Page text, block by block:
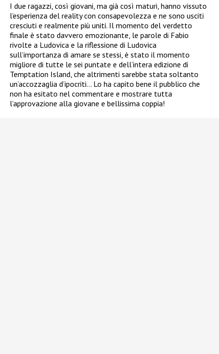
I due ragazzi, così giovani, ma già così maturi, hanno vissuto
l’esperienza del reality con consapevolezza e ne sono usciti
cresciuti e realmente più uniti. Il momento del verdetto
finale è stato davvero emozionante, le parole di Fabio
rivolte a Ludovica e la riflessione di Ludovica
sull’importanza di amare se stessi, è stato il momento
migliore di tutte le sei puntate e dell’intera edizione di
Temptation Island, che altrimenti sarebbe stata soltanto
un’accozzaglia d’ipocriti… Lo ha capito bene il pubblico che
non ha esitato nel commentare e mostrare tutta
l’approvazione alla giovane e bellissima coppia!